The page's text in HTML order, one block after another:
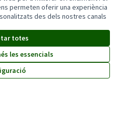
permeten oferir una experiència
des dels nostres canals
totes
les essencials
les teves opinions i
suport a les ja existents i
vols veure.